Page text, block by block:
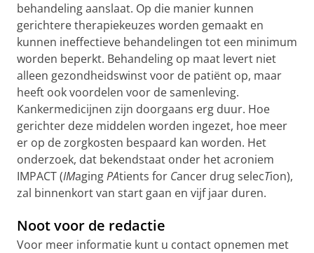
behandeling aanslaat. Op die manier kunnen
gerichtere therapiekeuzes worden gemaakt en
kunnen ineffectieve behandelingen tot een minimum
worden beperkt. Behandeling op maat levert niet
alleen gezondheidswinst voor de patiënt op, maar
heeft ook voordelen voor de samenleving.
Kankermedicijnen zijn doorgaans erg duur. Hoe
gerichter deze middelen worden ingezet, hoe meer
er op de zorgkosten bespaard kan worden. Het
onderzoek, dat bekendstaat onder het acroniem
IMPACT (IMagingPAtients for Cancer drug selecTion),
zal binnenkort van start gaan en vijf jaar duren.
Noot voor de redactie
Voor meer informatie kunt u contact opnemen met